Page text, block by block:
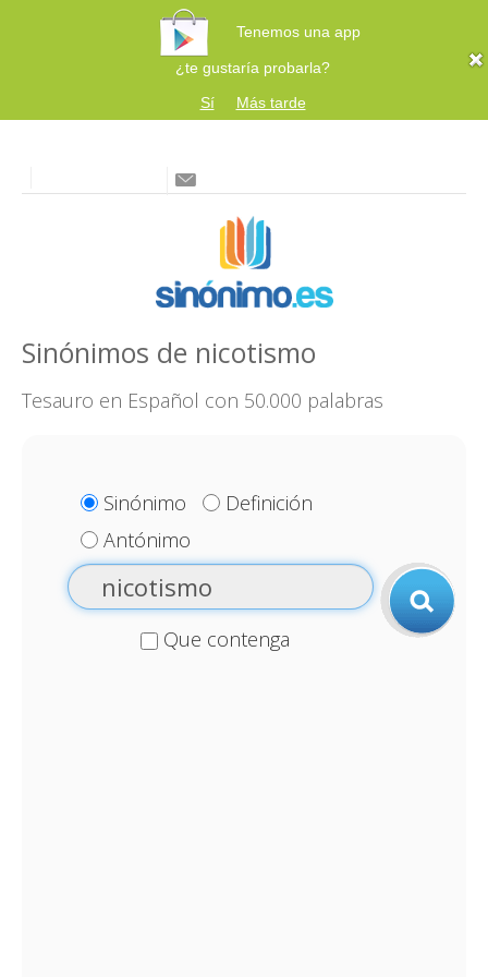
Tenemos una app
¿te gustaría probarla?
Sí
Más tarde
Sinónimos de nicotismo
Tesauro en Español con 50.000 palabras
Sinónimo
Definición
Antónimo
Que contenga